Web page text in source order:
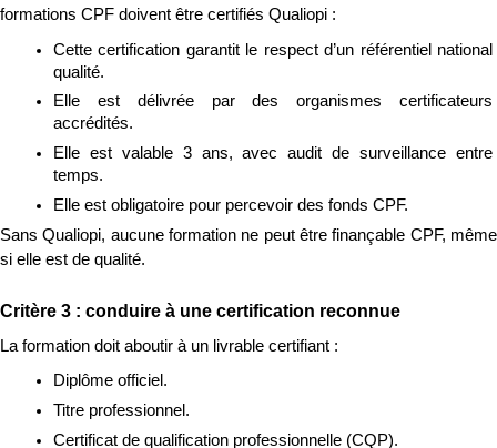
formations CPF doivent être certifiés Qualiopi :
Cette certification garantit le respect d’un référentiel national
qualité.
Elle est délivrée par des organismes certificateurs
accrédités.
Elle est valable 3 ans, avec audit de surveillance entre
temps.
Elle est obligatoire pour percevoir des fonds CPF.
Sans Qualiopi, aucune formation ne peut être finançable CPF, même
si elle est de qualité.
Critère 3 : conduire à une certification reconnue
La formation doit aboutir à un livrable certifiant :
Diplôme officiel.
Titre professionnel.
Certificat de qualification professionnelle (CQP).